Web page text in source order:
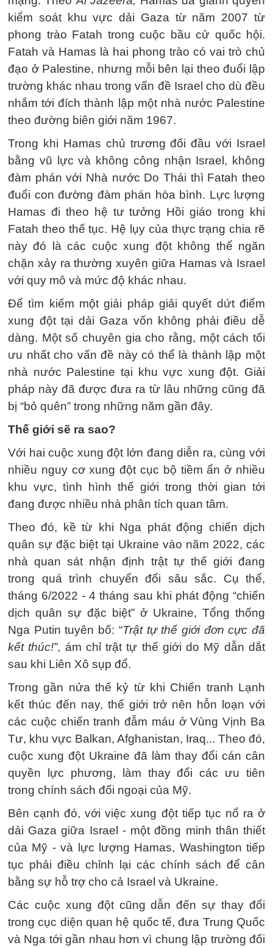
kiểm soát khu vực dải Gaza từ năm 2007 từ
phong trào Fatah trong cuộc bầu cử quốc hội.
Fatah và Hamas là hai phong trào có vai trò chủ
đạo ở Palestine, nhưng mỗi bên lại theo đuổi lập
trường khác nhau trong vấn đề Israel cho dù đều
nhắm tới đích thành lập một nhà nước Palestine
theo đường biên giới năm 1967.
Trong khi Hamas chủ trương đối đầu với Israel
bằng vũ lực và không công nhận Israel, không
đàm phán với Nhà nước Do Thái thì Fatah theo
đuổi con đường đàm phán hòa bình. Lực lượng
Hamas đi theo hệ tư tưởng Hồi giáo trong khi
Fatah theo thế tục. Hệ lụy của thực trạng chia rẽ
này đó là các cuộc xung đột không thể ngăn
chặn xảy ra thường xuyên giữa Hamas và Israel
với quy mô và mức độ khác nhau.
Để tìm kiếm một giải pháp giải quyết dứt điểm
xung đột tại dải Gaza vốn không phải điều dễ
dàng. Một số chuyên gia cho rằng, một cách tối
ưu nhất cho vấn đề này có thể là thành lập một
nhà nước Palestine tại khu vực xung đột. Giải
pháp này đã được đưa ra từ lâu những cũng đã
bị “bỏ quên” trong những năm gần đây.
Thế giới sẽ ra sao?
Với hai cuộc xung đột lớn đang diễn ra, cùng với
nhiều nguy cơ xung đột cục bộ tiềm ẩn ở nhiều
khu vực, tình hình thế giới trong thời gian tới
đang được nhiều nhà phân tích quan tâm.
Theo đó, kề từ khi Nga phát động chiến dịch
quân sự đặc biệt tại Ukraine vào năm 2022, các
nhà quan sát nhận định trật tự thế giới đang
trong quá trình chuyển đổi sâu sắc. Cụ thể,
tháng 6/2022 - 4 tháng sau khi phát động “chiến
dịch quân sự đặc biệt” ở Ukraine, Tổng thống
Nga Putin tuyên bố: “Trật tự thế giới đơn cực đã
kết thúc!”, ám chỉ trật tự thế giới do Mỹ dẫn dắt
sau khi Liên Xô sụp đổ.
Trong gần nửa thế kỷ từ khi Chiến tranh Lạnh
kết thúc đến nay, thế giới trở nên hỗn loạn với
các cuộc chiến tranh đẫm máu ở Vùng Vịnh Ba
Tư, khu vực Balkan, Afghanistan, Iraq... Theo đó,
cuộc xung đột Ukraine đã làm thay đổi cán cân
quyền lực phương, làm thay đổi các ưu tiên
trong chính sách đối ngoại của Mỹ.
Bên cạnh đó, với việc xung đột tiếp tục nổ ra ở
dải Gaza giữa Israel - một đồng minh thân thiết
của Mỹ - và lực lượng Hamas, Washington tiếp
tục phải điều chỉnh lại các chính sách để cân
bằng sự hỗ trợ cho cả Israel và Ukraine.
Các cuộc xung đột cũng dẫn đến sự thay đổi
trong cục diện quan hệ quốc tế, đưa Trung Quốc
và Nga tới gần nhau hơn vì chung lập trường đối